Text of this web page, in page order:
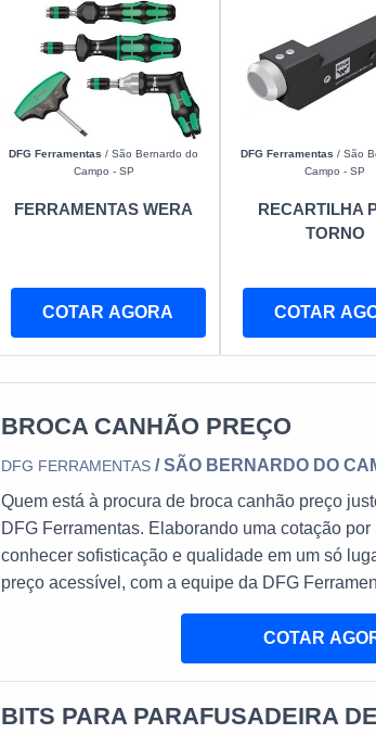
DFG Ferramentas / São Bernardo do
Campo - SP
FERRAMENTAS WERA
COTAR AGORA
DFG Ferramentas / São
Campo - SP
RECARTILHA
TORNO
COTAR
BROCA CANHÃO PREÇO
DFG FERRAMENTAS/ SÃO BERNARDO DO
Quem está à procura de broca canhão preço
DFG Ferramentas. Elaborando uma cotação
conhecer sofisticação e qualidade em um só
preço acessível, com a equipe da DFG
custo-benefício com setor exclusivo de
de cada cliente.BROCA CANHÃO PREÇ...
COTAR
BITS PARA PARAFUSADEIRA